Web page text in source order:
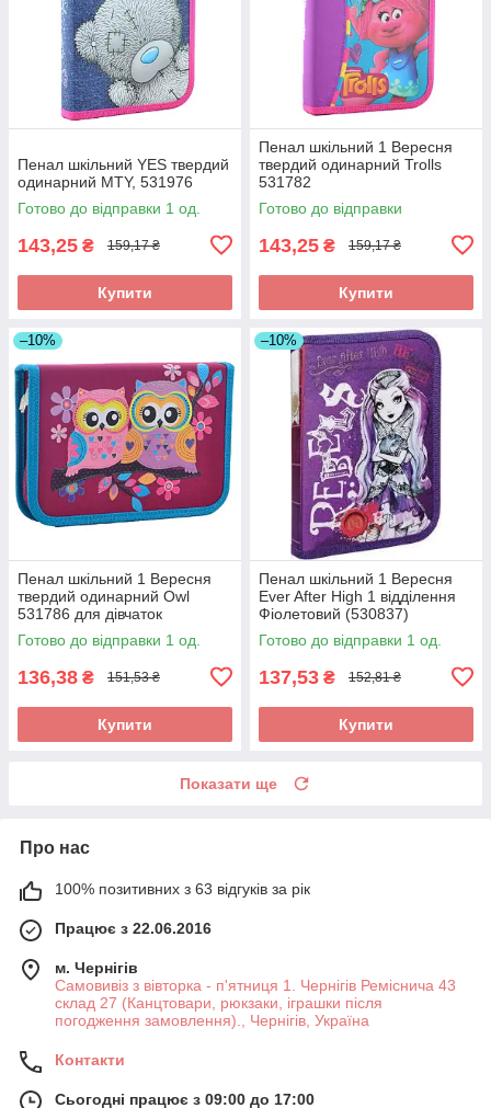
Пенал шкільний YES твердий
одинарний MTY, 531976
Готово до відправки 1 од.
143,25 ₴ 159,17 ₴
Купити
Пенал шкільний 1 Вересня
твердий одинарний Trolls
531782
Готово до відправки
143,25 ₴ 159,17 ₴
Купити
–10%
Пенал шкільний 1 Вересня
твердий одинарний Owl
531786 для дівчаток
Готово до відправки 1 од.
136,38 ₴ 151,53 ₴
Купити
–10%
Пенал шкільний 1 Вересня
Ever After High 1 відділення
Фіолетовий (530837)
Готово до відправки 1 од.
137,53 ₴ 152,81 ₴
Купити
Показати ще
Про нас
100% позитивних з 63 відгуків за рік
Працює з 22.06.2016
м. Чернігів
Самовивіз з вівторка - п'ятниця 1. Чернігів Реміснича 43
склад 27 (Канцтовари, рюкзаки, іграшки після
погодження замовлення)., Чернігів, Україна
Контакти
Сьогодні працює з 09:00 до 17:00